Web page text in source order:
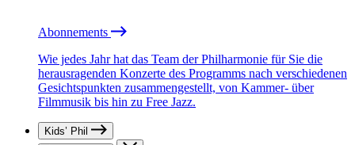
Abonnements
Wie jedes Jahr hat das Team der Philharmonie für Sie die
herausragenden Konzerte des Programms nach verschiedenen
Gesichtspunkten zusammengestellt, von Kammer- über
Filmmusik bis hin zu Free Jazz.
Kids’ Phil